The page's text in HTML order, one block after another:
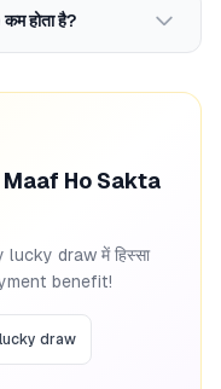
होता है?
Ho Sakta
lucky draw में हिस्सा
benefit!
draw